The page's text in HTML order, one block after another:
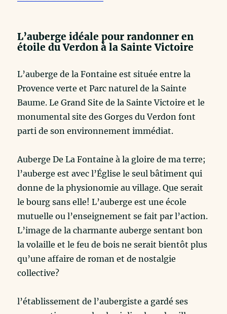
L’auberge idéale pour randonner en
étoile du Verdon à la Sainte Victoire
L’auberge de la Fontaine est située entre la
Provence verte et Parc naturel de la Sainte
Baume. Le Grand Site de la Sainte Victoire et le
monumental site des Gorges du Verdon font
parti de son environnement immédiat.
Auberge De La Fontaine à la gloire de ma terre;
l’auberge est avec l’Église le seul bâtiment qui
donne de la physionomie au village. Que serait
le bourg sans elle! L’auberge est une école
mutuelle ou l’enseignement se fait par l’action.
L’image de la charmante auberge sentant bon
la volaille et le feu de bois ne serait bientôt plus
qu’une affaire de roman et de nostalgie
collective?
l’établissement de l’aubergiste​ a gardé ses